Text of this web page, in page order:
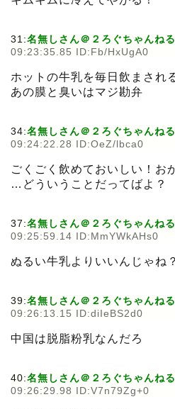
31:名無しさん＠２ろぐちゃんねる
09:23:35.85 ID:Fb/HxUgA0
ホットの牛乳を毎日飲まされ
あの膜と臭いはマジ勘弁
34:名無しさん＠２ろぐちゃんねる
09:24:22.28 ID:OeZ/lbca0
ごくごく飲めておいしい！お
…どういうことだってばよ？
37:名無しさん＠２ろぐちゃんねる
09:25:59.14 ID:MmYWkAHs0
ぬるい牛乳よりいいんじゃね？
39:名無しさん＠２ろぐちゃんねる
09:26:13.15 ID:diIeBS2d0
中国は脱脂粉乳なんだろ
40:名無しさん＠２ろぐちゃんねる
09:26:29.98 ID:V7n79Zg+0